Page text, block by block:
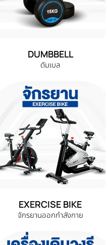
DUMBBELL
ดัมเบล
EXERCISE BIKE
จักรยานออกกำลังกาย